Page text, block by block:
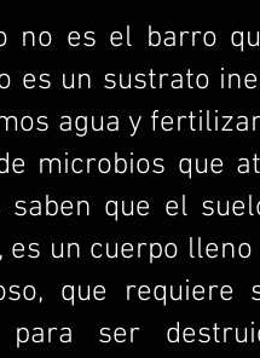
no es el barro
es un sustrato
agua y
microbios que
saben que el
es un cuerpo
que
para ser